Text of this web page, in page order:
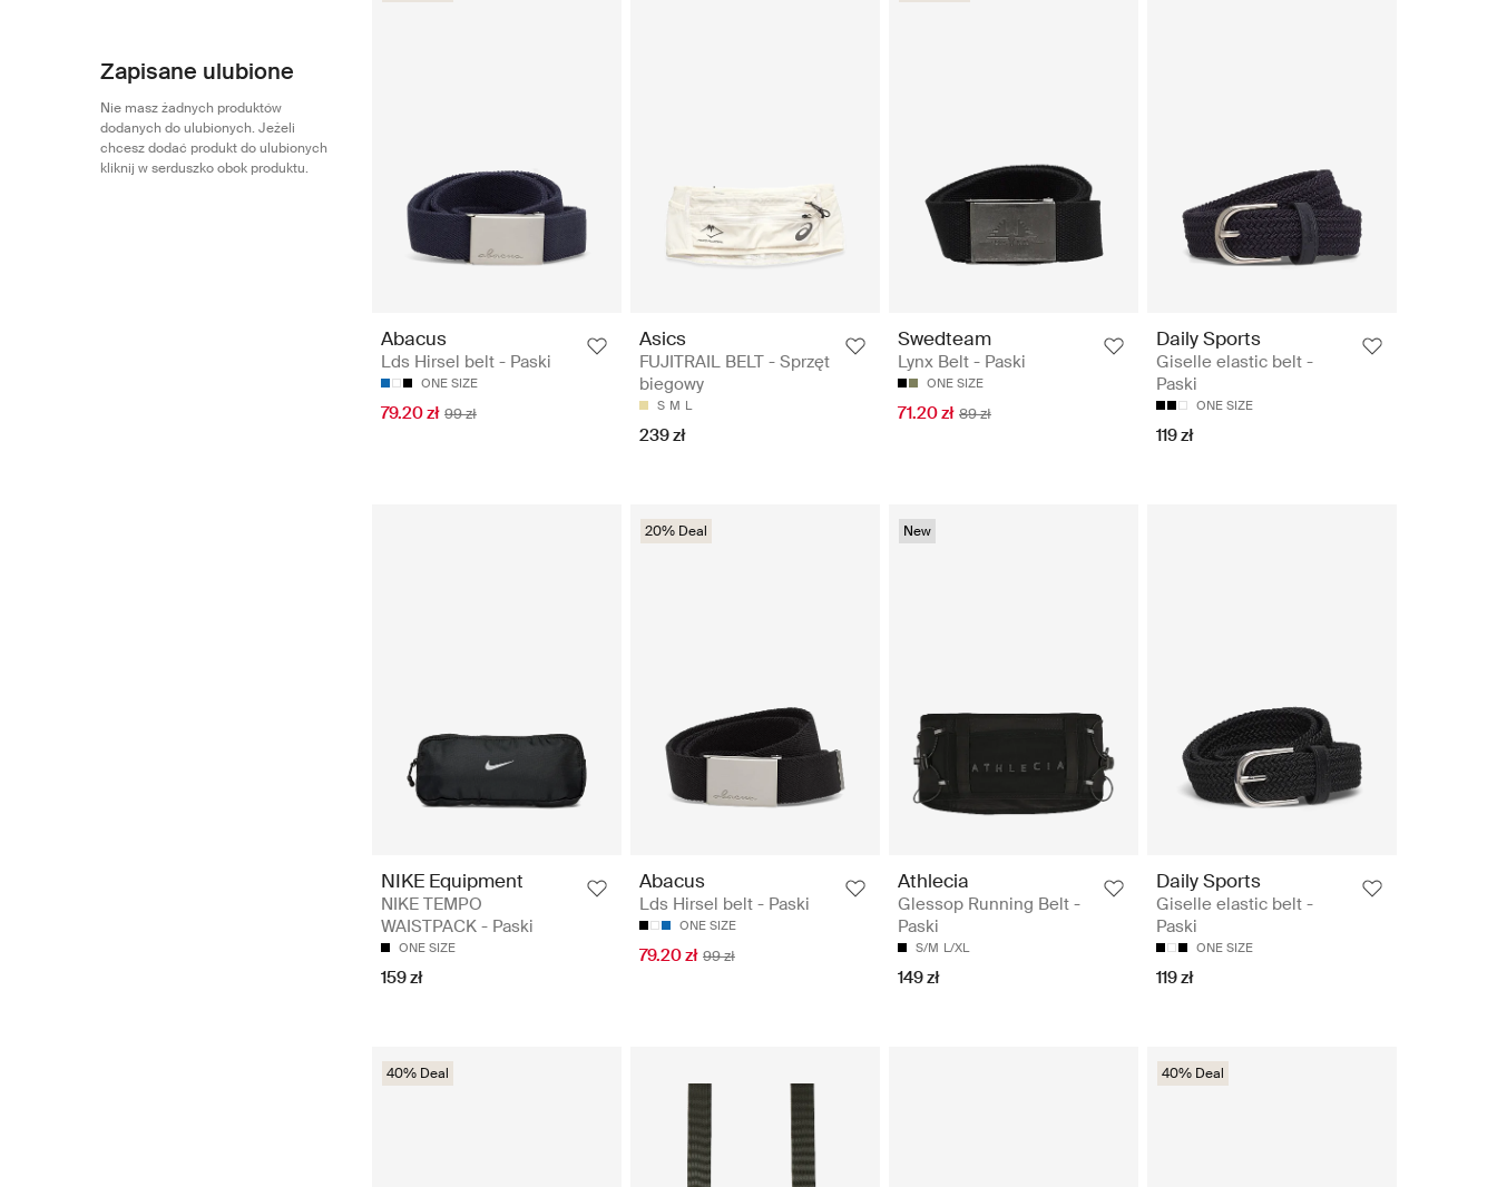
Zapisane ulubione
Nie masz żadnych produktów
dodanych do ulubionych. Jeżeli
chcesz dodać produkt do ulubionych
kliknij w serduszko obok produktu.
Abacus
Lds Hirsel belt - Paski
ONE SIZE
79.20 zł 99 zł
Asics
FUJITRAIL BELT - Sprzęt
biegowy
S M L
239 zł
Swedteam
Lynx Belt - Paski
ONE SIZE
71.20 zł 89 zł
Daily Sports
Giselle elastic belt -
Paski
ONE SIZE
119 zł
NIKE Equipment
NIKE TEMPO
WAISTPACK - Paski
ONE SIZE
159 zł
20% Deal
Abacus
Lds Hirsel belt - Paski
ONE SIZE
79.20 zł 99 zł
New
Athlecia
Glessop Running Belt -
Paski
S/M L/XL
149 zł
Daily Sports
Giselle elastic belt -
Paski
ONE SIZE
119 zł
40% Deal 40% Deal